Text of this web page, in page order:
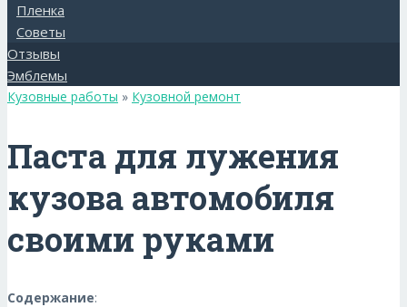
Пленка
Советы
Отзывы
Эмблемы
Кузовные работы » Кузовной ремонт
Паста для лужения
кузова автомобиля
своими руками
Содержание: